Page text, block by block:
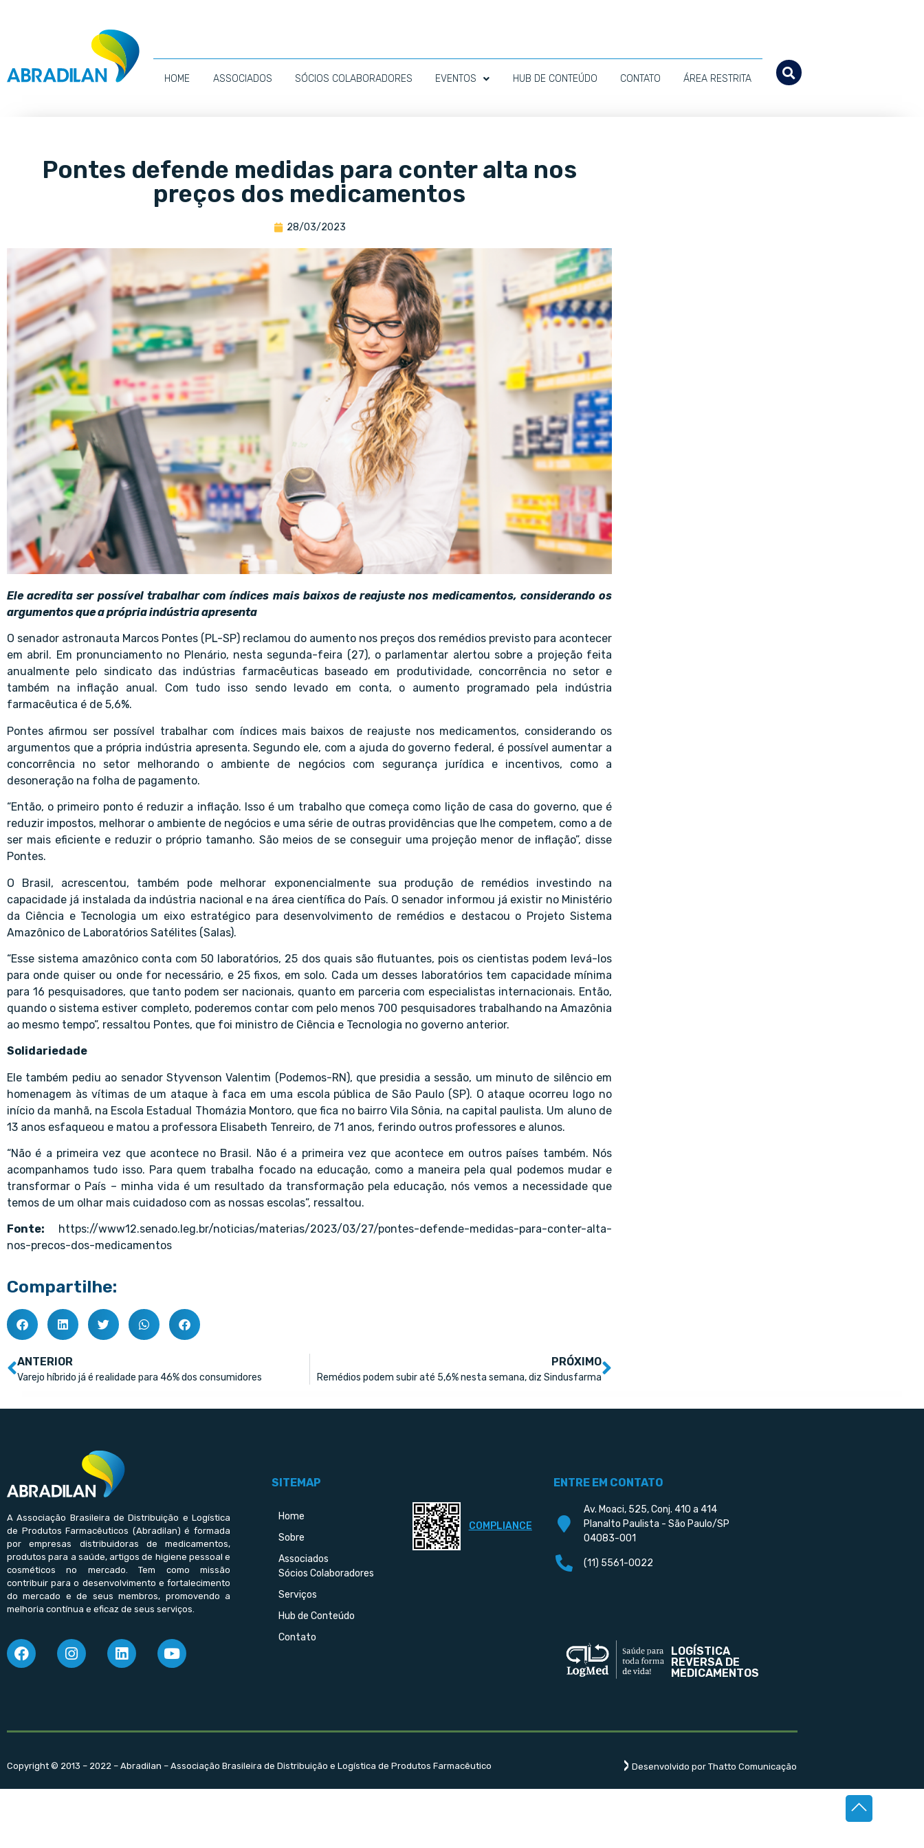
HOME ASSOCIADOS SÓCIOS COLABORADORES EVENTOS HUB DE CONTEÚDO CONTATO ÁREA RESTRITA
Pontes defende medidas para conter alta nos
preços dos medicamentos
28/03/2023
Ele acredita ser possível trabalhar com índices mais baixos de reajuste nos medicamentos, considerando os
argumentos que a própria indústria apresenta
O senador astronauta Marcos Pontes (PL-SP) reclamou do aumento nos preços dos remédios previsto para acontecer
em abril. Em pronunciamento no Plenário, nesta segunda-feira (27), o parlamentar alertou sobre a projeção feita
anualmente pelo sindicato das indústrias farmacêuticas baseado em produtividade, concorrência no setor e
também na inflação anual. Com tudo isso sendo levado em conta, o aumento programado pela indústria
farmacêutica é de 5,6%.
Pontes afirmou ser possível trabalhar com índices mais baixos de reajuste nos medicamentos, considerando os
argumentos que a própria indústria apresenta. Segundo ele, com a ajuda do governo federal, é possível aumentar a
concorrência no setor melhorando o ambiente de negócios com segurança jurídica e incentivos, como a
desoneração na folha de pagamento.
“Então, o primeiro ponto é reduzir a inflação. Isso é um trabalho que começa como lição de casa do governo, que é
reduzir impostos, melhorar o ambiente de negócios e uma série de outras providências que lhe competem, como a de
ser mais eficiente e reduzir o próprio tamanho. São meios de se conseguir uma projeção menor de inflação”, disse
Pontes.
O Brasil, acrescentou, também pode melhorar exponencialmente sua produção de remédios investindo na
capacidade já instalada da indústria nacional e na área científica do País. O senador informou já existir no Ministério
da Ciência e Tecnologia um eixo estratégico para desenvolvimento de remédios e destacou o Projeto Sistema
Amazônico de Laboratórios Satélites (Salas).
“Esse sistema amazônico conta com 50 laboratórios, 25 dos quais são flutuantes, pois os cientistas podem levá-los
para onde quiser ou onde for necessário, e 25 fixos, em solo. Cada um desses laboratórios tem capacidade mínima
para 16 pesquisadores, que tanto podem ser nacionais, quanto em parceria com especialistas internacionais. Então,
quando o sistema estiver completo, poderemos contar com pelo menos 700 pesquisadores trabalhando na Amazônia
ao mesmo tempo”, ressaltou Pontes, que foi ministro de Ciência e Tecnologia no governo anterior.
Solidariedade
Ele também pediu ao senador Styvenson Valentim (Podemos-RN), que presidia a sessão, um minuto de silêncio em
homenagem às vítimas de um ataque à faca em uma escola pública de São Paulo (SP). O ataque ocorreu logo no
início da manhã, na Escola Estadual Thomázia Montoro, que fica no bairro Vila Sônia, na capital paulista. Um aluno de
13 anos esfaqueou e matou a professora Elisabeth Tenreiro, de 71 anos, ferindo outros professores e alunos.
“Não é a primeira vez que acontece no Brasil. Não é a primeira vez que acontece em outros países também. Nós
acompanhamos tudo isso. Para quem trabalha focado na educação, como a maneira pela qual podemos mudar e
transformar o País – minha vida é um resultado da transformação pela educação, nós vemos a necessidade que
temos de um olhar mais cuidadoso com as nossas escolas”, ressaltou.
Fonte:
https://www12.senado.leg.br/noticias/materias/2023/03/27/pontes-defende-medidas-para-conter-alta-
nos-precos-dos-medicamentos
Compartilhe:
ANTERIOR
Varejo híbrido já é realidade para 46% dos consumidores
PRÓXIMO
Remédios podem subir até 5,6% nesta semana, diz Sindusfarma
A Associação Brasileira de Distribuição e Logística
de Produtos Farmacêuticos (Abradilan) é formada
por empresas distribuidoras de medicamentos,
produtos para a saúde, artigos de higiene pessoal e
cosméticos no mercado. Tem como missão
contribuir para o desenvolvimento e fortalecimento
do mercado e de seus membros, promovendo a
melhoria contínua e eficaz de seus serviços.
SITEMAP
Home
Sobre
Associados
Sócios Colaboradores
Serviços
Hub de Conteúdo
Contato
COMPLIANCE
ENTRE EM CONTATO
Av. Moaci, 525, Conj. 410 a 414
Planalto Paulista - São Paulo/SP
04083-001
(11) 5561-0022
LOGÍSTICA
REVERSA DE
MEDICAMENTOS
Copyright © 2013 – 2022 – Abradilan – Associação Brasileira de Distribuição e Logística de Produtos Farmacêutico Desenvolvido por Thatto Comunicação